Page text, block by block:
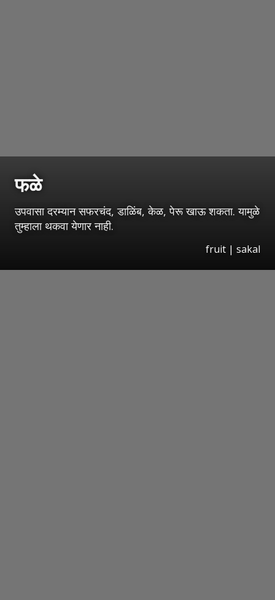
फळे
उपवासा दरम्यान सफरचंद, डाळिंब, केळ, पेरू खाऊ शकता. यामुळे
तुम्हाला थकवा येणार नाही.
fruit | sakal